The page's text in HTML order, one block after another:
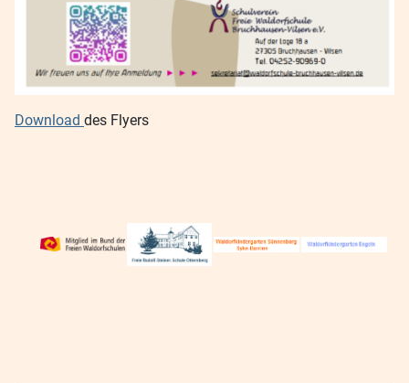
Download des Flyers